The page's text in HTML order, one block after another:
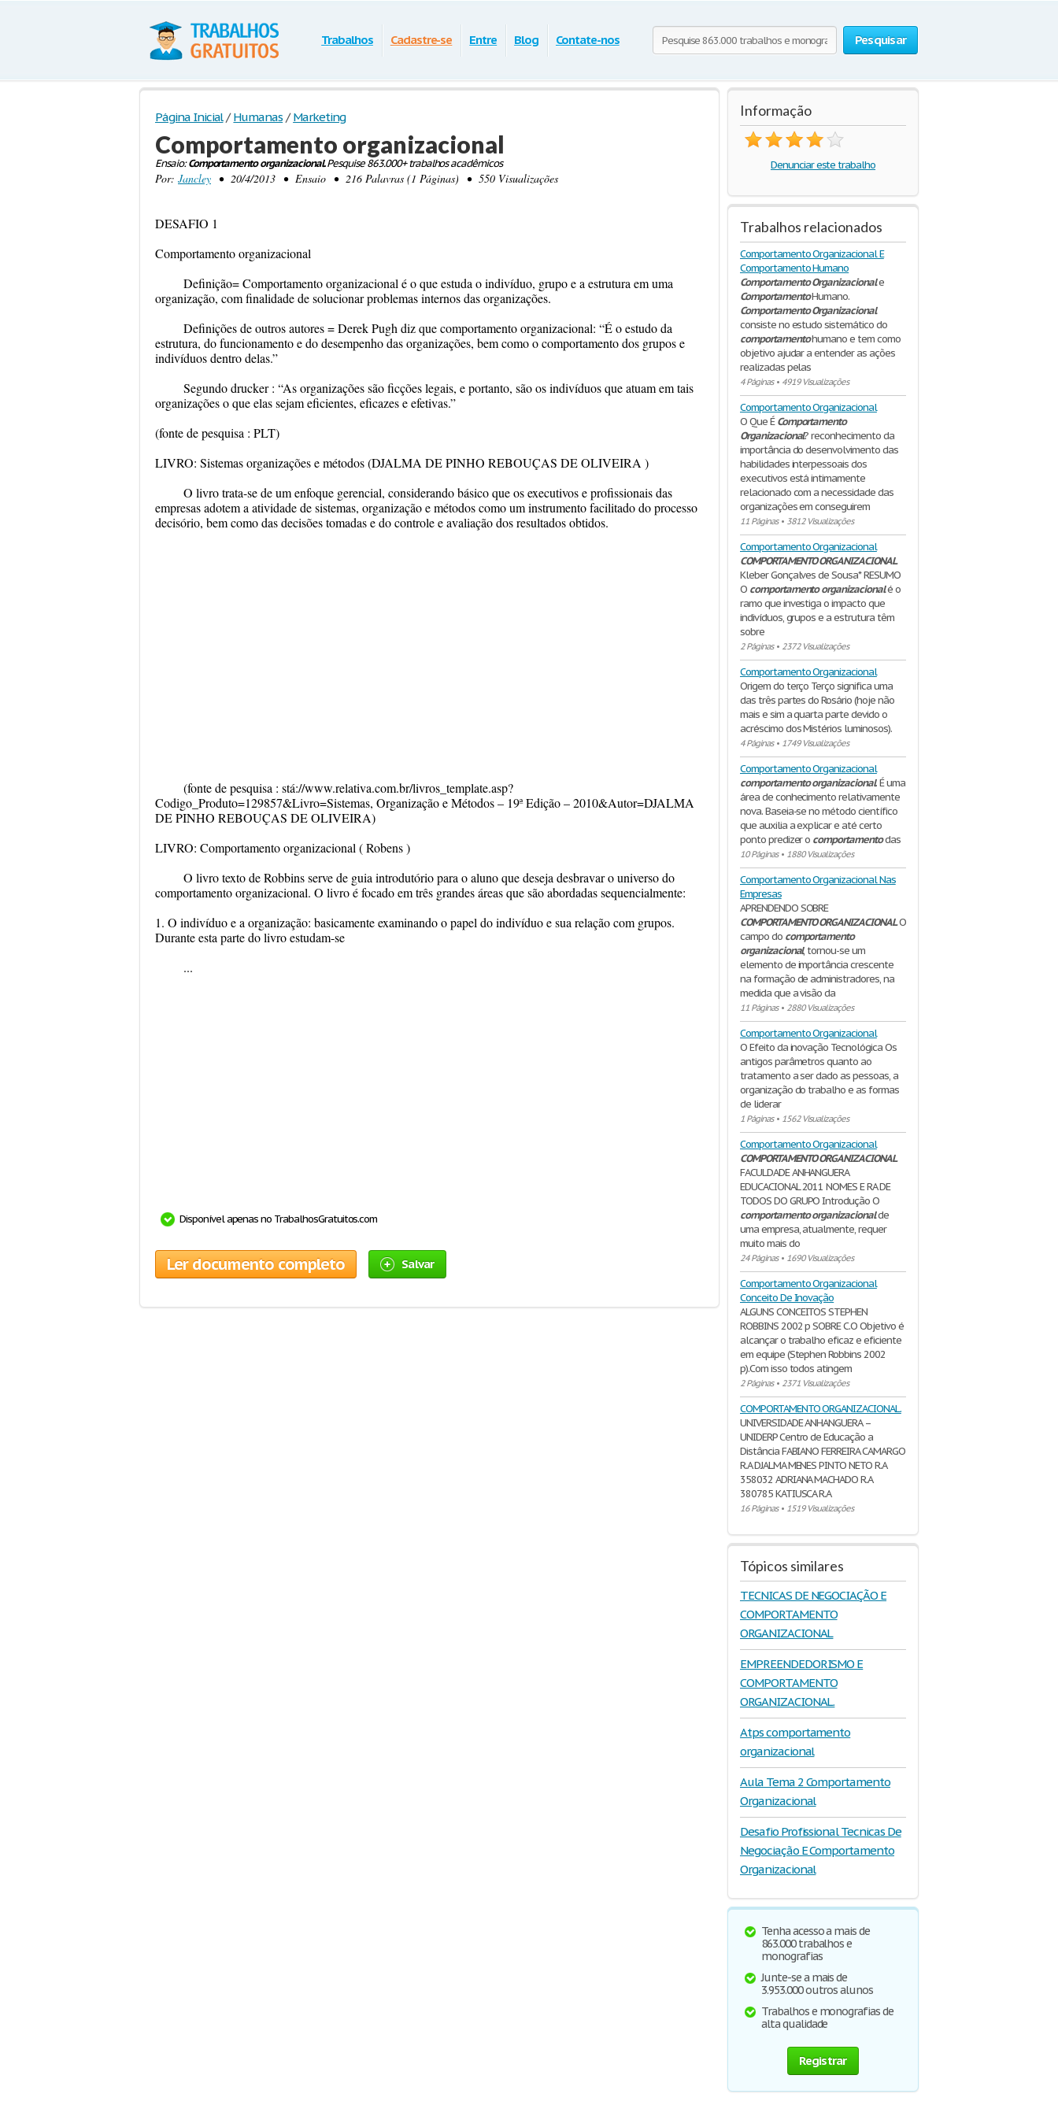
Pesquisar
Trabalhos Cadastre-se Entre Blog Contate-nos
Página Inicial / Humanas / Marketing
Comportamento organizacional
Ensaio:Comportamento organizacional.Pesquise 863.000+ trabalhos acadêmicos
Por: Jancley • 20/4/2013 • Ensaio • 216 Palavras (1 Páginas) • 550 Visualizações
DESAFIO 1
Comportamento organizacional
Definição= Comportamento organizacional é o que estuda o indivíduo, grupo e a estrutura em uma
organização, com finalidade de solucionar problemas internos das organizações.
Definições de outros autores = Derek Pugh diz que comportamento organizacional: “É o estudo da
estrutura, do funcionamento e do desempenho das organizações, bem como o comportamento dos grupos e
indivíduos dentro delas.”
Segundo drucker : “As organizações são ficções legais, e portanto, são os indivíduos que atuam em tais
organizações o que elas sejam eficientes, eficazes e efetivas.”
(fonte de pesquisa : PLT)
LIVRO: Sistemas organizações e métodos (DJALMA DE PINHO REBOUÇAS DE OLIVEIRA )
O livro trata-se de um enfoque gerencial, considerando básico que os executivos e profissionais das
empresas adotem a atividade de sistemas, organização e métodos como um instrumento facilitado do processo
decisório, bem como das decisões tomadas e do controle e avaliação dos resultados obtidos.
(fonte de pesquisa : stá://www.relativa.com.br/livros_template.asp?
Codigo_Produto=129857&Livro=Sistemas, Organização e Métodos – 19ª Edição – 2010&Autor=DJALMA
DE PINHO REBOUÇAS DE OLIVEIRA)
LIVRO: Comportamento organizacional ( Robens )
O livro texto de Robbins serve de guia introdutório para o aluno que deseja desbravar o universo do
comportamento organizacional. O livro é focado em três grandes áreas que são abordadas sequencialmente:
1. O indivíduo e a organização: basicamente examinando o papel do indivíduo e sua relação com grupos.
Durante esta parte do livro estudam-se
...
Disponível apenas no TrabalhosGratuitos.com
Ler documento completo Salvar
Informação
Denunciar este trabalho
Trabalhos relacionados
Comportamento Organizacional E
Comportamento Humano
Comportamento Organizacionale
ComportamentoHumano.
Comportamento Organizacional
consiste no estudo sistemático do
comportamentohumano e tem como
objetivo ajudar a entender as ações
realizadas pelas
4 Páginas• 4919 Visualizações
Comportamento Organizacional
O Que ÉComportamento
Organizacional? reconhecimento da
importância do desenvolvimento das
habilidades interpessoais dos
executivos está intimamente
relacionado com a necessidade das
organizações em conseguirem
11 Páginas• 3812 Visualizações
Comportamento Organizacional
COMPORTAMENTOORGANIZACIONAL
Kleber Gonçalves de Sousa* RESUMO
O comportamento organizacionalé o
ramo que investiga o impacto que
indivíduos, grupos e a estrutura têm
sobre
2 Páginas• 2372 Visualizações
Comportamento Organizacional
Origem do terço Terço significa uma
das três partes do Rosário (hoje não
mais e sim a quarta parte devido o
acréscimo dos Mistérios luminosos).
4 Páginas• 1749 Visualizações
Comportamento Organizacional
comportamento organizacional. É uma
área de conhecimento relativamente
nova. Baseia-se no método científico
que auxilia a explicar e até certo
ponto predizer o comportamentodas
10 Páginas• 1880 Visualizações
Comportamento Organizacional Nas
Empresas
APRENDENDO SOBRE
COMPORTAMENTOORGANIZACIONALO
campo do comportamento
organizacional, tornou-se um
elemento de importância crescente
na formação de administradores, na
medida que a visão da
11 Páginas• 2880 Visualizações
Comportamento Organizacional
O Efeito da inovação Tecnológica Os
antigos parâmetros quanto ao
tratamento a ser dado as pessoas, a
organização do trabalho e as formas
de liderar
1 Páginas• 1562 Visualizações
Comportamento Organizacional
COMPORTAMENTOORGANIZACIONAL
FACULDADE ANHANGUERA
EDUCACIONAL 2011 NOMES E RA DE
TODOS DO GRUPO Introdução O
comportamento organizacionalde
uma empresa, atualmente, requer
muito mais do
24 Páginas• 1690 Visualizações
Comportamento Organizacional
Conceito De Inovação
ALGUNS CONCEITOS STEPHEN
ROBBINS 2002 p SOBRE C.O Objetivo é
alcançar o trabalho eficaz e eficiente
em equipe (Stephen Robbins 2002
p).Com isso todos atingem
2 Páginas• 2371 Visualizações
COMPORTAMENTO ORGANIZACIONAL.
UNIVERSIDADE ANHANGUERA –
UNIDERP Centro de Educação a
Distância FABIANO FERREIRA CAMARGO
R.A DJALMA MENES PINTO NETO R.A
358032 ADRIANA MACHADO R.A
380785 KATIUSCA R.A
16 Páginas• 1519 Visualizações
Tópicos similares
TECNICAS DE NEGOCIAÇÃO E
COMPORTAMENTO
ORGANIZACIONAL
EMPREENDEDORISMO E
COMPORTAMENTO
ORGANIZACIONAL.
Atps comportamento
organizacional
Aula Tema 2 Comportamento
Organizacional
Desafio Profissional Tecnicas De
Negociação E Comportamento
Organizacional
Tenha acesso a mais de
863.000 trabalhos e
monografias
Junte-se a mais de
3.953.000 outros alunos
Trabalhos e monografias de
alta qualidade
Registrar